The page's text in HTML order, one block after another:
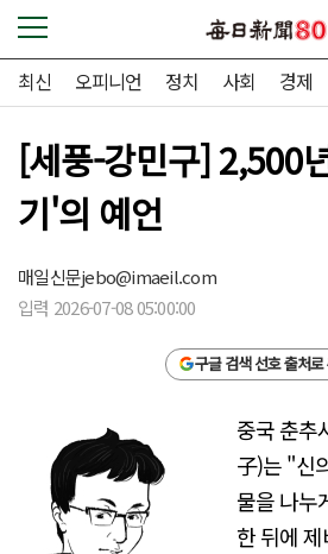
최신 오피니언 정치 사회 경제
[세풍-강민구] 2,500
기'의 예언
매일신문jebo@imaeil.com
입력 2026-07-08 05:00:00
구글 검색 선호 출처로
중국 춘추
子)는 "신
물을 나누
한 뒤에